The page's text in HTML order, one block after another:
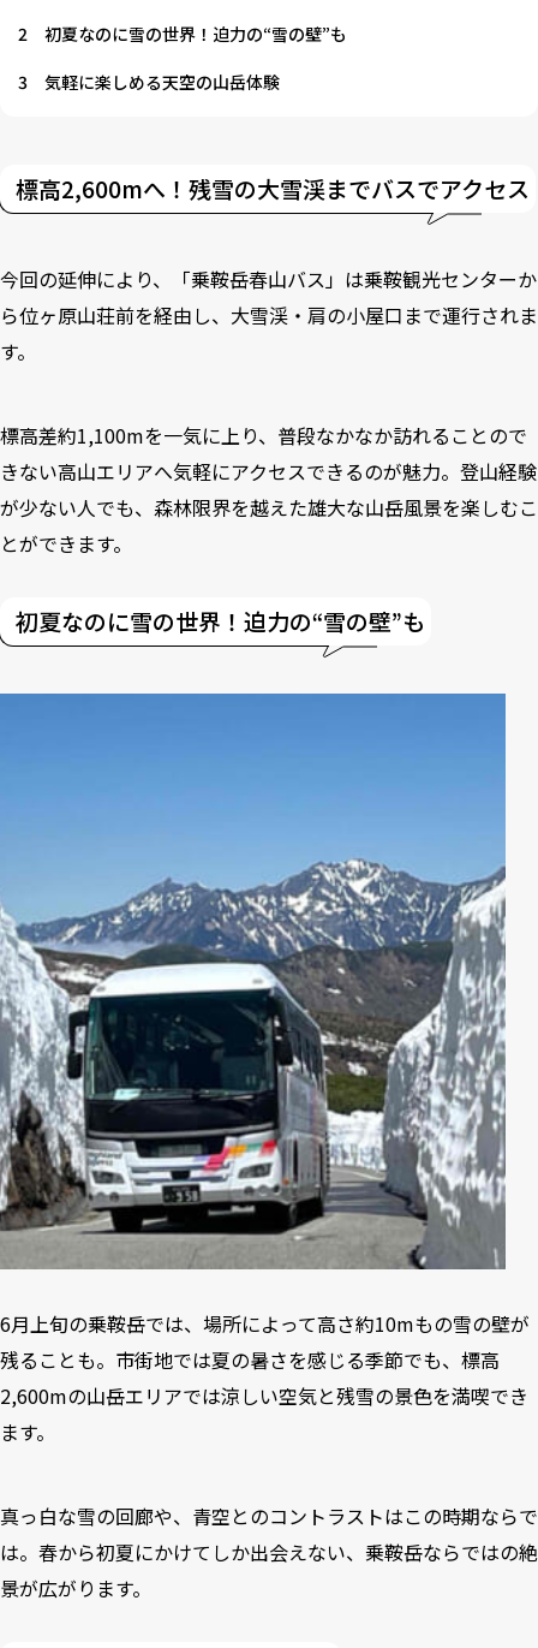
2
初夏なのに雪の世界！迫力の“雪の壁”も
3
気軽に楽しめる天空の山岳体験
標高2,600mへ！残雪の大雪渓までバスでアクセス
今回の延伸により、「乗鞍岳春山バス」は乗鞍観光センターか
ら位ヶ原山荘前を経由し、大雪渓・肩の小屋口まで運行されま
す。
標高差約1,100mを一気に上り、普段なかなか訪れることので
きない高山エリアへ気軽にアクセスできるのが魅力。登山経験
が少ない人でも、森林限界を越えた雄大な山岳風景を楽しむこ
とができます。
初夏なのに雪の世界！迫力の“雪の壁”も
6月上旬の乗鞍岳では、場所によって高さ約10mもの雪の壁が
残ることも。市街地では夏の暑さを感じる季節でも、標高
2,600mの山岳エリアでは涼しい空気と残雪の景色を満喫でき
ます。
真っ白な雪の回廊や、青空とのコントラストはこの時期ならで
は。春から初夏にかけてしか出会えない、乗鞍岳ならではの絶
景が広がります。